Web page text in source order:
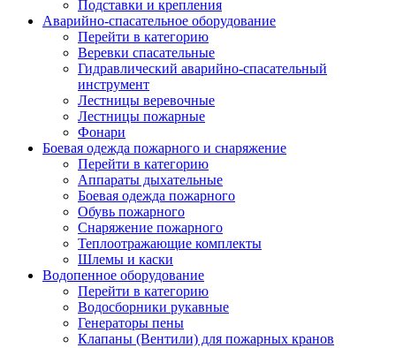
Подставки и крепления
Аварийно-спасательное оборудование
Перейти в категорию
Веревки спасательные
Гидравлический аварийно-спасательный
инструмент
Лестницы веревочные
Лестницы пожарные
Фонари
Боевая одежда пожарного и снаряжение
Перейти в категорию
Аппараты дыхательные
Боевая одежда пожарного
Обувь пожарного
Снаряжение пожарного
Теплоотражающие комплекты
Шлемы и каски
Водопенное оборудование
Перейти в категорию
Водосборники рукавные
Генераторы пены
Клапаны (Вентили) для пожарных кранов